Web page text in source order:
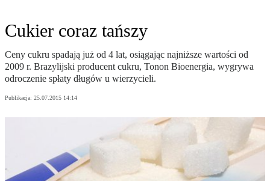
Cukier coraz tańszy
Ceny cukru spadają już od 4 lat, osiągając najniższe wartości od
2009 r. Brazylijski producent cukru, Tonon Bioenergia, wygrywa
odroczenie spłaty długów u wierzycieli.
Publikacja: 25.07.2015 14:14